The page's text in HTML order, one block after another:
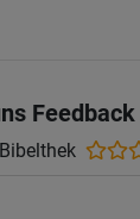
Feedback